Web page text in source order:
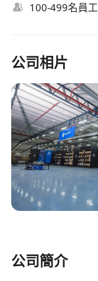
100-499名員工
公司相片
公司簡介